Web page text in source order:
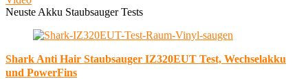
Neuste Akku Staubsauger Tests
Shark Anti Hair Staubsauger IZ320EUT Test, Wechselakku
und PowerFins